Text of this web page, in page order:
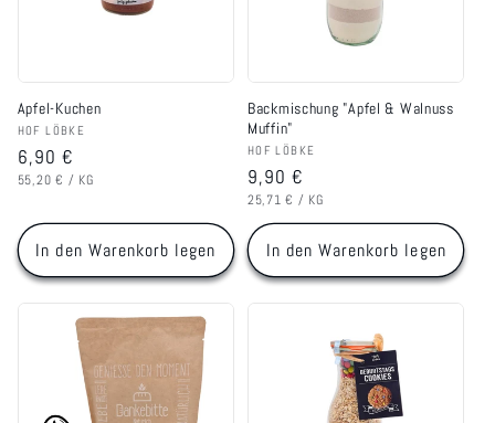
i
e
:
Apfel-Kuchen
Anbieter:
HOF LÖBKE
Normaler
Preis
6,90 €
GRUNDPREIS
55,20 € / PRO
KG
In den Warenkorb legen
Backmischung "Apfel & Walnuss
Muffin"
Anbieter:
HOF LÖBKE
Normaler
Preis
9,90 €
GRUNDPREIS
25,71 € / PRO
KG
In den Warenkorb legen